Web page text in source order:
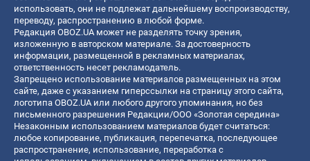
использовать, они не подлежат дальнейшему воспроизводству,
переводу, распространению в любой форме.
Редакция OBOZ.UA может не разделять точку зрения,
изложенную в авторском материале. За достоверность
информации, размещенной в рекламных материалах,
ответственность несет рекламодатель.
Запрещено использование материалов размещенных на этом
сайте, даже с указанием гиперссылки на страницу этого сайта,
логотипа OBOZ.UA или любого другого упоминания, но без
письменного разрешения Редакции/ООО «Золотая середина»
Незаконным использованием материалов будет считаться:
любое копирование, публикация, перепечатка, последующее
распространение, использование, переработка с